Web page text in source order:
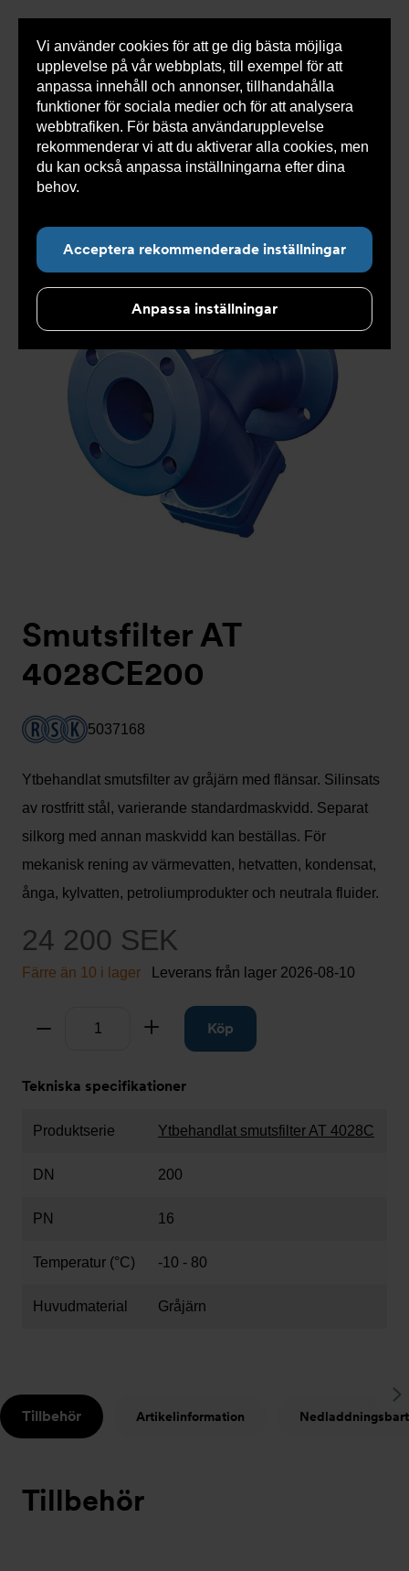
Vi använder cookies för att ge dig bästa möjliga
upplevelse på vår webbplats, till exempel för att
anpassa innehåll och annonser, tillhandahålla
funktioner för sociala medier och för att analysera
webbtrafiken. För bästa användarupplevelse
rekommenderar vi att du aktiverar alla cookies, men
du kan också anpassa inställningarna efter dina
behov.
Acceptera rekommenderade inställningar
Anpassa inställningar
0 varorSnabborder
Du
här:
Armatec > Produkter > Luft- och partikelavskiljare
Smutsfilter
> Flänsad anslutning >
Ytbehandlat
smutsfilter AT 4028C
> Smutsfilter AT 4028CE200
Smutsfilter AT
4028CE200
5037168
Ytbehandlat smutsfilter av gråjärn med flänsar. Silinsats
av rostfritt stål, varierande standardmaskvidd. Separat
silkorg med annan maskvidd kan beställas. För
mekanisk rening av värmevatten, hetvatten, kondensat,
ånga, kylvatten, petroliumprodukter och neutrala fluider.
24 200 SEK
Färre än 10 i lager Leverans från lager 2026-08-10
Ta bort Lägg tillKöp
Tekniska specifikationer
Produktserie Ytbehandlat smutsfilter AT 4028C
DN 200
PN 16
Temperatur (°C) -10 - 80
Huvudmaterial Gråjärn
Tillbehör Artikelinformation Nedladdningsbart
Tillbehör